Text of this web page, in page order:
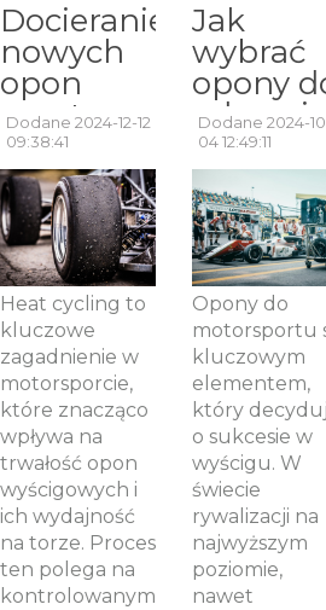
Docieranie
nowych
opon
sportowych
– czym
jest heat
cycling?
Dodane 2024-12-12
09:38:41
Heat cycling to
kluczowe
zagadnienie w
motorsporcie,
które znacząco
wpływa na
trwałość opon
wyścigowych i
ich wydajność
na torze. Proces
ten polega na
kontrolowanym
Jak
wybrać
opony
typu
opon
Dodane 2024-
04 12:49:11
Opony do
motorsportu
kluczowym
elementem,
który
o sukcesie w
wyścigu. W
świecie
rywalizacji na
najwyższym
poziomie,
nawet